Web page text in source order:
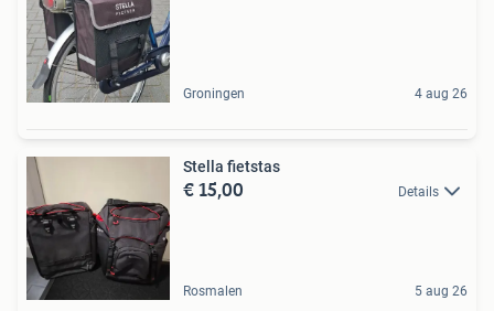
Groningen 4 aug 26
Stella fietstas
€ 15,00 Details
Rosmalen 5 aug 26